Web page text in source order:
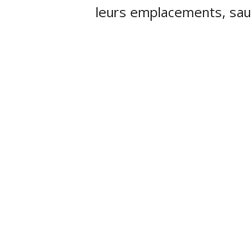
leurs emplacements,